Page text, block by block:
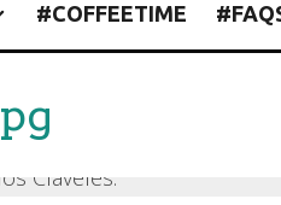
#COFFEETIME